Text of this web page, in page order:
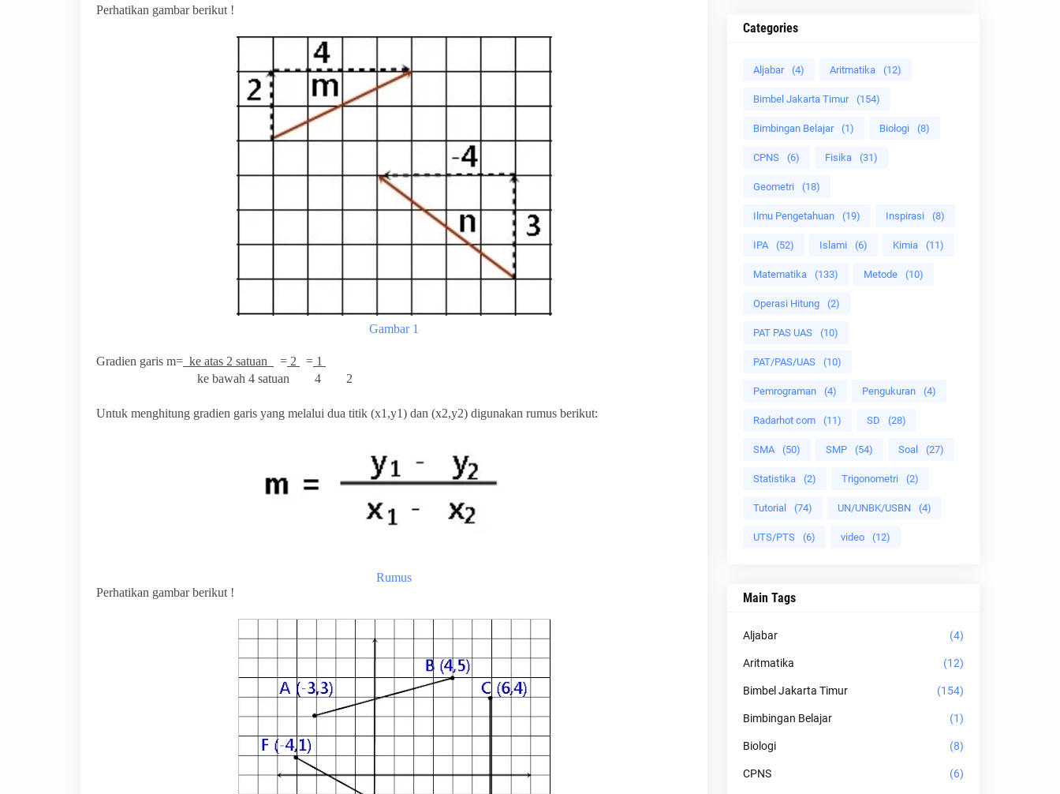
Perhatikan gambar berikut !
Gambar 1
Gradien garis m= ke atas 2 satuan = 2 = 1
ke bawah 4 satuan 4 2
Untuk menghitung gradien garis yang melalui dua titik (x1,y1) dan (x2,y2) digunakan rumus berikut:
Rumus
Perhatikan gambar berikut !
Categories
Aljabar (4) Aritmatika (12)
Bimbel Jakarta Timur (154)
Bimbingan Belajar (1) Biologi (8)
CPNS (6) Fisika (31)
Geometri (18)
Ilmu Pengetahuan (19) Inspirasi (8)
IPA (52) Islami (6) Kimia (11)
Matematika (133) Metode (10)
Operasi Hitung (2)
PAT PAS UAS (10)
PAT/PAS/UAS (10)
Pemrograman (4) Pengukuran (4)
Radarhot com (11) SD (28)
SMA (50) SMP (54) Soal (27)
Statistika (2) Trigonometri (2)
Tutorial (74) UN/UNBK/USBN (4)
UTS/PTS (6) video (12)
Main Tags
Aljabar (4)
Aritmatika (12)
Bimbel Jakarta Timur (154)
Bimbingan Belajar (1)
Biologi (8)
CPNS (6)